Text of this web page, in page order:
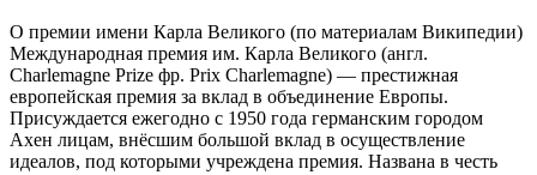
О премии имени Карла Великого (по материалам Википедии)
Международная премия им. Карла Великого (англ.
Charlemagne Prize фр. Prix Charlemagne) — престижная
европейская премия за вклад в объединение Европы.
Присуждается ежегодно с 1950 года германским городом
Ахен лицам, внёсшим большой вклад в осуществление
идеалов, под которыми учреждена премия. Названа в честь